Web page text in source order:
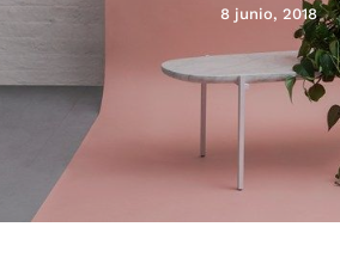
8 junio, 2018